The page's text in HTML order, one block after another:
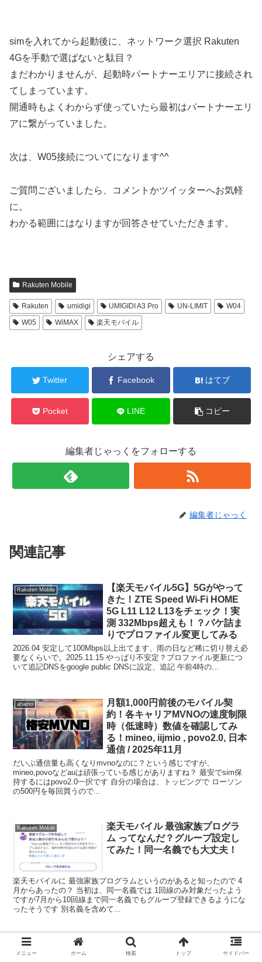
simを入れてから起動後に、ネットワーク選択 Rakuten
4Gを手動で選ばないと駄目？
まだわかりませんが、起動時パートナーエリアに接続され
てしまっています。
開通時もよくわからず使っていたら最初はパートナーエリ
アに繋がっていました。
次は、W05接続についてになります^^
ご質問ございましたら、コメントかツイッターへお気軽
に。
わかる範囲にはなりますが回答させていただきます。
Rakuten Mobile
Rakuten umidigi UMIGIDI A3 Pro UN-LIMIT
W04
W05
WiMAX 楽天モバイル
シェアする
Twitter Facebook はてブ
Pocket LINE コピー
編集者じゃっくをフォローする
編集者じゃっく
関連記事
Rakuten Mobile
【楽天モバイル5G】5Gがやって
きた！ZTE Speed Wi-Fi HOME
5G L11 L12 L13をチェック！実
測 332Mbps超えも！？パケ詰ま
りでプロファイル変更してみる
2026.04 安定して100Mbps以上出てます、雨の日など稀に切り替え必
要なくらいで。2025.11.15 やっぱり不安定？プロファイル更新につ
いて追記DNSをgoogle public DNSに設定、追記 午前4時の...
ahamo
月額1,000円前後のモバイル契
約！各キャリアMVNOの速度制限
時（低速時）数値を確認してみ
る！mineo, iijmio , povo2.0, 日本
通信 / 2025年11月
だいぶ通信量も高くなりmvnoなのに？という感じですが、
mineo,povoなどauは頑張っている感じがありますね？ 最安でsim保
持するにはpovo2.0一択です 自分の場合は、トッピングで ローソン
の500円を毎回買うので...
Rakuten Mobile
楽天モバイル 最強家族プログラ
ム ってなんだ？グループ設定し
てみた！同一名義でも大丈夫！
楽天モバイルに 最強家族プログラムというのがあると知ったので 4
月からあったの？ 当初は、同一名義では 1回線のみ対象だったよう
ですが7月から10回線まで同一名義でもグループ登録できるようにな
ったそうです 別名義を含めて...
Android
Rakuten Hand 5G ( android ) の
PINがわからず(ロック解除でき
メニュー ホーム 検索 トップ サイドバー